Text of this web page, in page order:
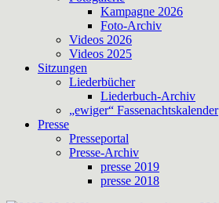
Kampagne 2026
Foto-Archiv
Videos 2026
Videos 2025
Sitzungen
Liederbücher
Liederbuch-Archiv
„ewiger“ Fassenachtskalender
Presse
Presseportal
Presse-Archiv
presse 2019
presse 2018